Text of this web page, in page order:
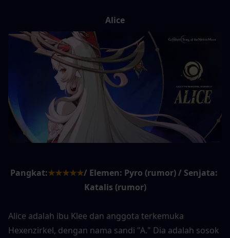
Alice
Pangkat:★★★★★/ Elemen: Pyro (rumor) / Senjata:
Katalis (rumor)
Alice adalah ibu Klee dan anggota terkemuka
Hexenzirkel, dengan nama sandi "A." Dia adalah sosok